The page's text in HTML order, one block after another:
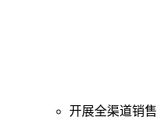
开展全渠道销售